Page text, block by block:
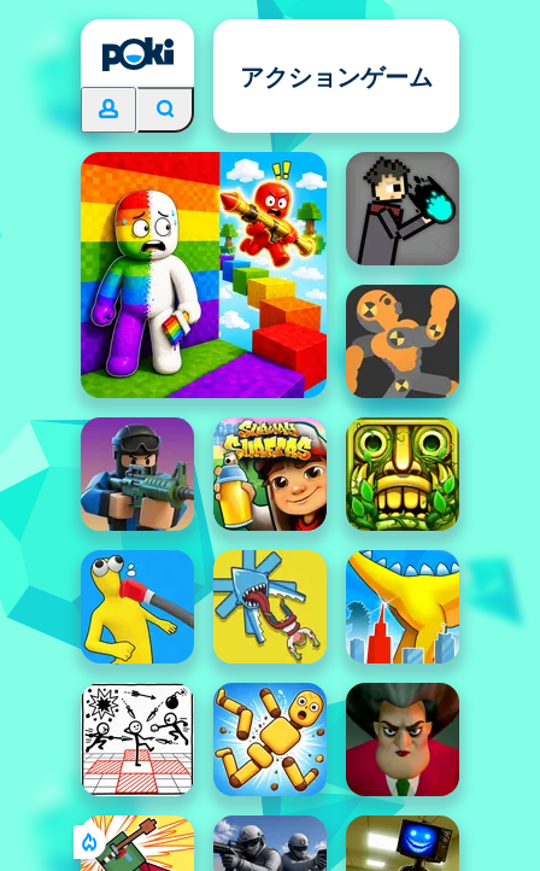
アクションゲーム